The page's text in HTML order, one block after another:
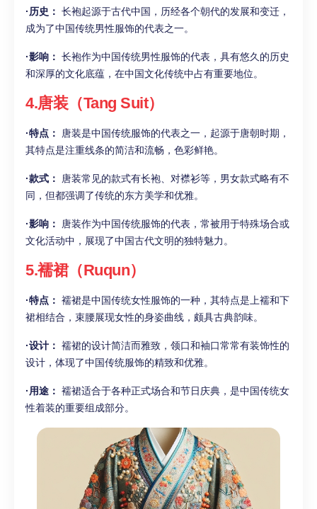
·历史： 长袍起源于古代中国，历经各个朝代的发展和变迁，
成为了中国传统男性服饰的代表之一。
·影响： 长袍作为中国传统男性服饰的代表，具有悠久的历史
和深厚的文化底蕴，在中国文化传统中占有重要地位。
4.唐装（Tang Suit）
·特点：
唐装是中国传统服饰的代表之一，起源于唐朝时期，
其特点是注重线条的简洁和流畅，色彩鲜艳。
·款式：
唐装常见的款式有长袍、对襟衫等，男女款式略有不
同，但都强调了传统的东方美学和优雅。
·影响：
唐装作为中国传统服饰的代表，常被用于特殊场合或
文化活动中，展现了中国古代文明的独特魅力。
5.襦裙（Ruqun）
·特点： 襦裙是中国传统女性服饰的一种，其特点是上襦和下
裙相结合，束腰展现女性的身姿曲线，颇具古典韵味。
·设计： 襦裙的设计简洁而雅致，领口和袖口常常有装饰性的
设计，体现了中国传统服饰的精致和优雅。
·用途： 襦裙适合于各种正式场合和节日庆典，是中国传统女
性着装的重要组成部分。